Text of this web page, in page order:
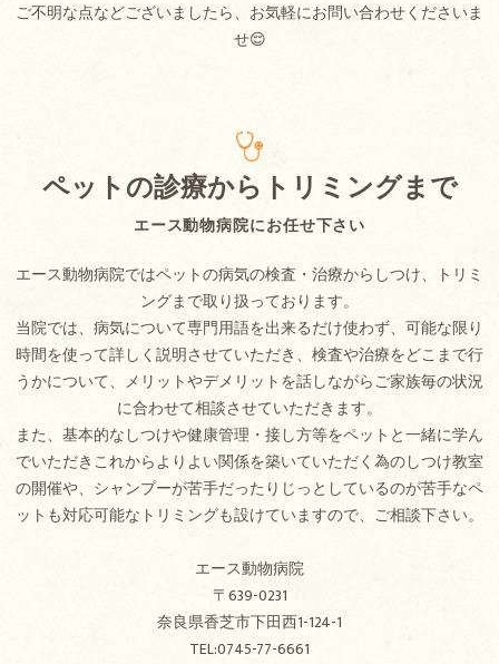
ご不明な点などございましたら、お気軽にお問い合わせくださいま
せ😌
エース動物病院にお任せ下さい
ペットの診療からトリミングまで
エース動物病院ではペットの病気の検査・治療からしつけ、トリミ
ングまで取り扱っております。
当院では、病気について専門用語を出来るだけ使わず、可能な限り
時間を使って詳しく説明させていただき、検査や治療をどこまで行
うかについて、メリットやデメリットを話しながらご家族毎の状況
に合わせて相談させていただきます。
また、基本的なしつけや健康管理・接し方等をペットと一緒に学ん
でいただきこれからよりよい関係を築いていただく為のしつけ教室
の開催や、シャンプーが苦手だったりじっとしているのが苦手なペ
ットも対応可能なトリミングも設けていますので、ご相談下さい。
エース動物病院
〒639-0231
奈良県香芝市下田西1-124-1
TEL:0745-77-6661